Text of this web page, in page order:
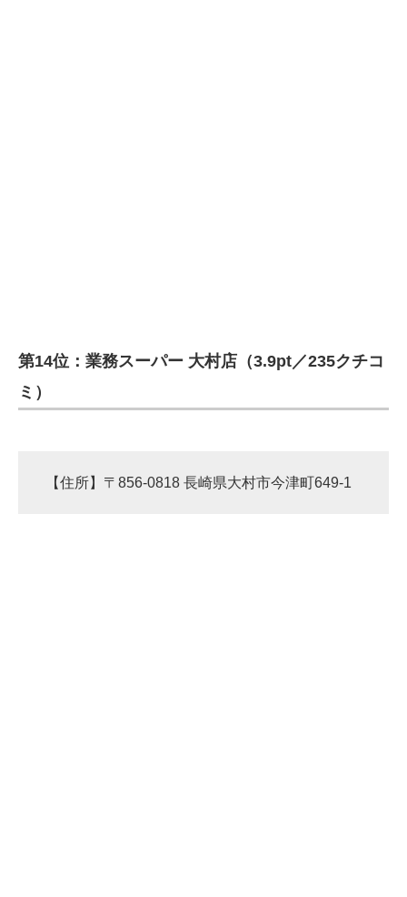
第14位：業務スーパー 大村店（3.9pt／235クチコ
ミ）
【住所】〒856-0818 長崎県大村市今津町649-1